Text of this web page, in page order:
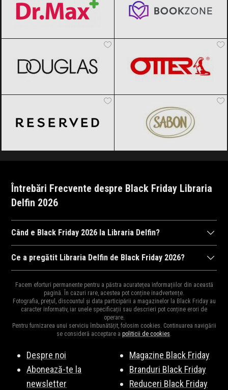
Întrebări Frecvente despre Black Friday Libraria
Delfin 2026
Când e Black Friday 2026 la Libraria Delfin?
Libraria Delfin
va organiza Black Friday 2026, probabil în
23:59. Fii pe fază pentru a fi la curent cu noutățile!Abonează-te
la newsletter!
Ce a pregătit Libraria Delfin de Black Friday 2026?
reduceri din an la mii de produse.Vezi Aicio parte din produsele
vedetă. Fiți pe fază, vă vom ține la curent cu surprizele Libraria
Facem eforturi permanente pentru a păstra acuratețea informațiilor din această
pagină. În cazuri rare, acestea pot conține inadvertențe.
Fotografia, prețul, discountul și data participării a magazinelor la Black Friday au
caracter informativ, iar unele specificații sau descrieri pot conține erori de
operare.
Pentru furnizarea unui serviciu îmbunătățit, folosim cookies. Continuarea navigării
se consideră acceptare a politicii de cookies.
Despre noi
Abonează-te la
newsletter
Magazine Black Friday
Branduri Black Friday
Reduceri Black Friday